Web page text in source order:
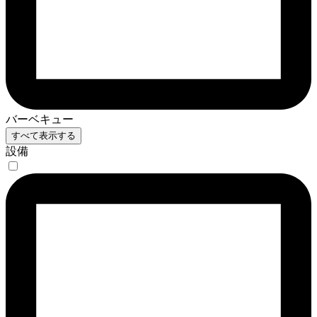
バーベキュー
すべて表示する
設備